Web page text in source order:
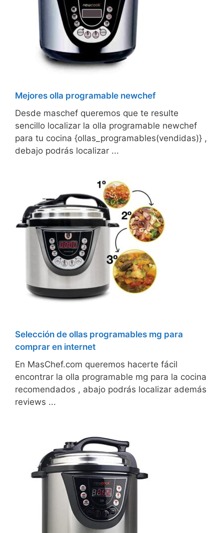
Mejores olla programable newchef
Desde maschef queremos que te resulte
sencillo localizar la olla programable newchef
para tu cocina {ollas_programables(vendidas)} ,
debajo podrás localizar ...
Selección de ollas programables mg para
comprar en internet
En MasChef.com queremos hacerte fácil
encontrar la olla programable mg para la cocina
recomendados , abajo podrás localizar además
reviews ...